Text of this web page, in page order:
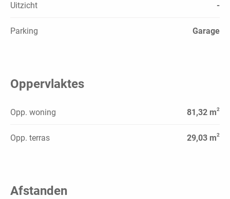
Uitzicht -
Parking Garage
Oppervlaktes
Opp. woning 81,32 m2
Opp. terras 29,03 m2
Afstanden